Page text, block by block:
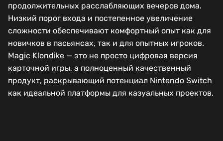
продолжительных расслабляющих вечеров дома.
Низкий порог входа и постепенное увеличение
сложности обеспечивают комфортный опыт как для
новичков в пасьянсах, так и для опытных игроков.
Magic Klondike — это не просто цифровая версия
карточной игры, а полноценный качественный
продукт, раскрывающий потенциал Nintendo Switch
как идеальной платформы для казуальных проектов.